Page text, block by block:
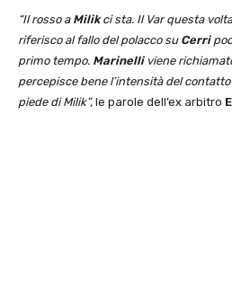
“Il rosso a Milikci sta. Il Var questa
riferisco al fallo del polacco su Cerri
primo tempo. Marinelliviene
percepisce bene l’intensità del
piede di Milik”, le parole dell’ex arbitro